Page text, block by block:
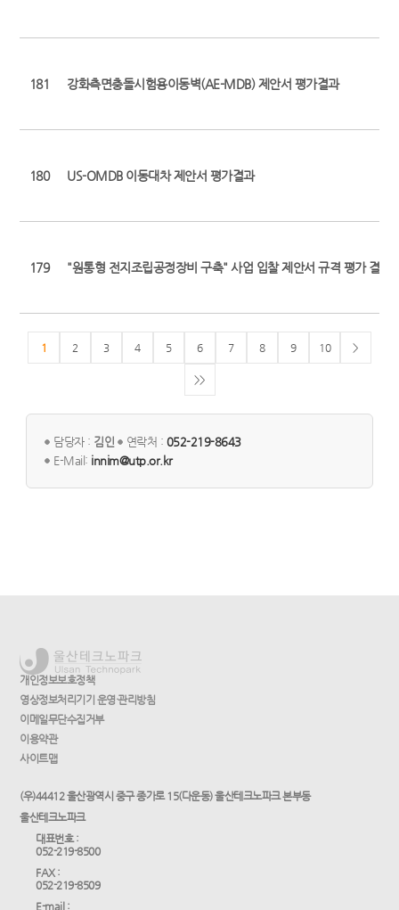
181 강화측면충돌시험용이동벽(AE-MDB) 제안서 평가결과
180 US-OMDB 이동대차 제안서 평가결과
179 "원통형 전지조립공정장비 구축" 사업 입찰 제안서 규격 평가 결과
1 2 3 4 5 6 7 8 9 10 >
>>
담당자 : 김인 연락처 : 052-219-8643
E-Mail: innim@utp.or.kr
개인정보보호정책
영상정보처리기기 운영·관리방침
이메일무단수집거부
이용약관
사이트맵
(우)44412 울산광역시 중구 종가로 15(다운동) 울산테크노파크 본부동
울산테크노파크
대표번호 :
052-219-8500
FAX :
052-219-8509
E-mail :